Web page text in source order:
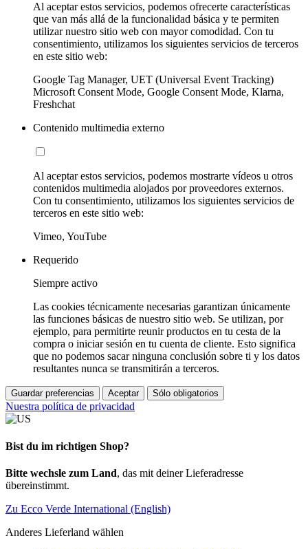
Al aceptar estos servicios, podemos ofrecerte características
que van más allá de la funcionalidad básica y te permiten
utilizar nuestro sitio web con mayor comodidad. Con tu
consentimiento, utilizamos los siguientes servicios de terceros
en este sitio web:
Google Tag Manager, UET (Universal Event Tracking)
Microsoft Consent Mode, Google Consent Mode, Klarna,
Freshchat
Contenido multimedia externo
Al aceptar estos servicios, podemos mostrarte vídeos u otros
contenidos multimedia alojados por proveedores externos.
Con tu consentimiento, utilizamos los siguientes servicios de
terceros en este sitio web:
Vimeo, YouTube
Requerido
Siempre activo
Las cookies técnicamente necesarias garantizan únicamente
las funciones básicas de nuestro sitio web. Se utilizan, por
ejemplo, para permitirte reunir productos en tu cesta de la
compra o iniciar sesión en tu cuenta de cliente. Esto significa
que no podemos sacar ninguna conclusión sobre ti y los datos
resultantes nunca se transmitirán a terceros.
Guardar preferencias Aceptar Sólo obligatorios
Nuestra política de privacidad
Bist du im richtigen Shop?
Bitte wechsle zum Land, das mit deiner Lieferadresse
übereinstimmt.
Zu Ecco Verde International (English)
Anderes Lieferland wählen